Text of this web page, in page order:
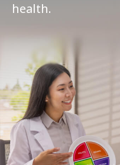
health.